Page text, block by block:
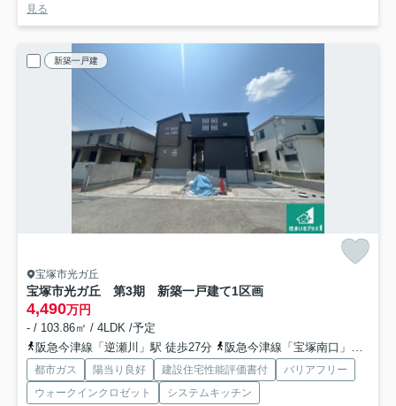
見る
新築一戸建
宝塚市光ガ丘
宝塚市光ガ丘 第3期 新築一戸建て1区画
4,490万円
- / 103.86㎡ / 4LDK /予定
阪急今津線「逆瀬川」駅 徒歩27分
阪急今津線「宝塚南口」駅 徒歩26分
都市ガス 陽当り良好 建設住宅性能評価書付
バリアフリー
ウォークインクロゼット
システムキッチン